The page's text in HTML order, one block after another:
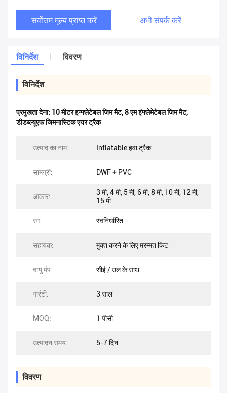
सर्वोत्तम मूल्य प्राप्त करें अभी संपर्क करें
विनिर्देश विवरण
विनिर्देश
प्रमुखता देना: 10 मीटर इन्फ्लेटेबल जिम मैट,8 एम इंफ्लेमेटेबल जिम मैट,
डीडब्ल्यूएफ जिमनास्टिक एयर ट्रैक
उत्पाद का नाम: Inflatable हवा ट्रैक
सामग्री: DWF + PVC
आकार:
3 मी, 4 मी, 5 मी, 6 मी, 8 मी, 10 मी, 12 मी,
15 मी
रंग: स्वनिर्धारित
सहायक: मुक्त करने के लिए मरम्मत किट
वायु पंप: सीई / उल के साथ
गारंटी: 3 साल
MOQ: 1 पीसी
उत्पादन समय: 5-7 दिन
विवरण